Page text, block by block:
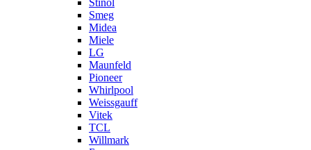
Stinol
Smeg
Midea
Miele
LG
Maunfeld
Pioneer
Whirlpool
Weissgauff
Vitek
TCL
Willmark